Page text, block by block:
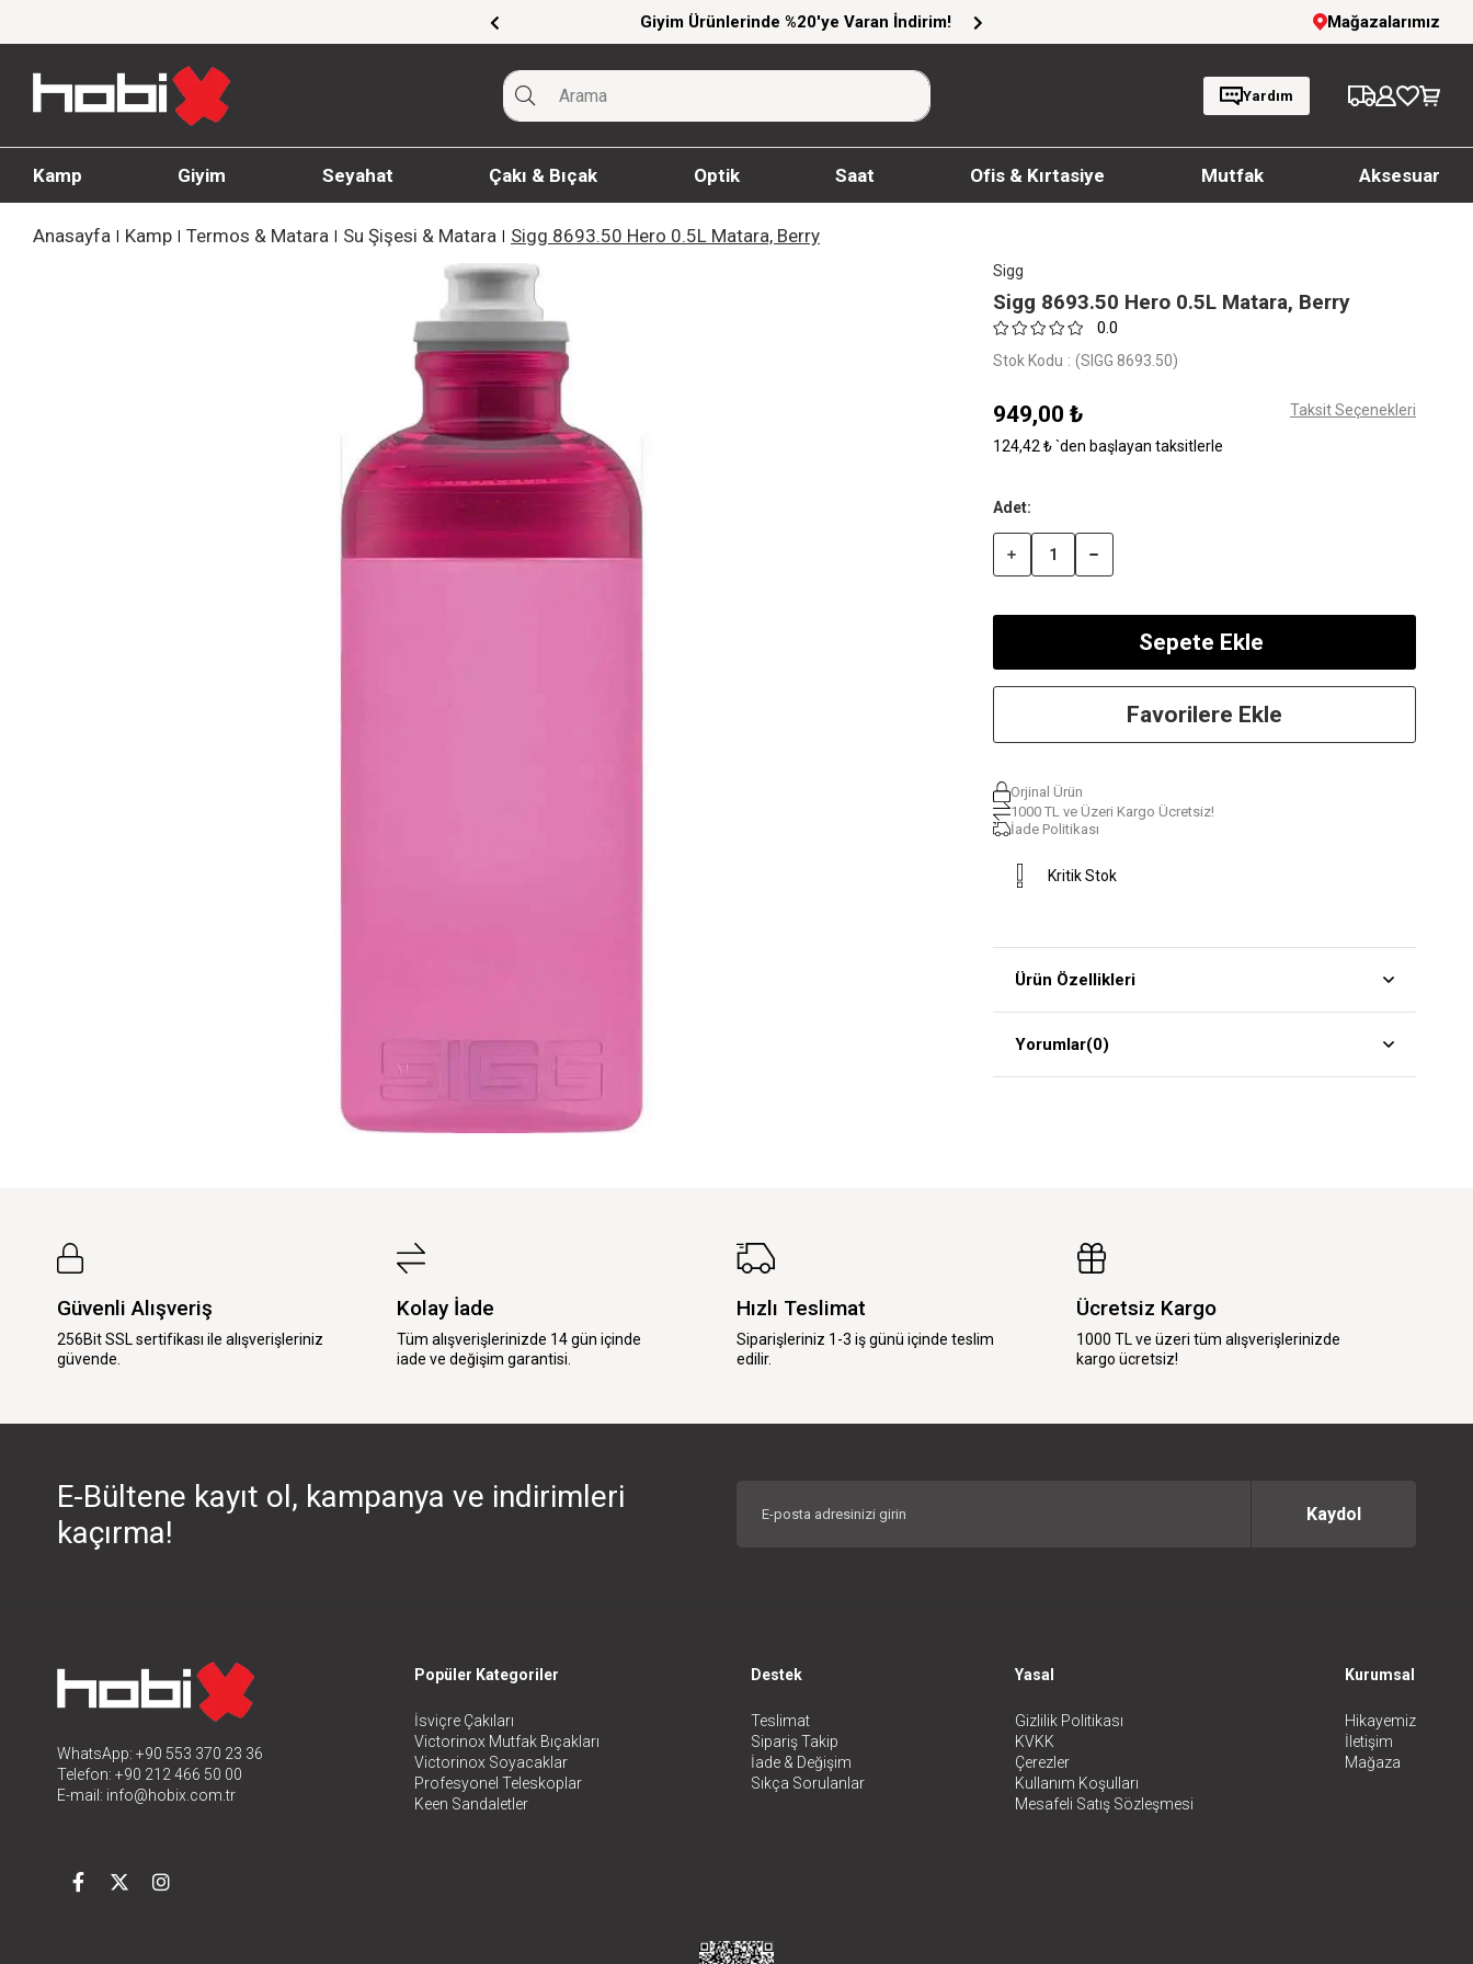
Giyim Ürünlerinde %20'ye Varan İndirim! 1000 TL ve üzeri siparişlerde ücretsiz kargoMağazalarımız
Yardım
Kamp Giyim Seyahat Çakı & Bıçak Optik Saat Ofis & Kırtasiye Mutfak Aksesuar
Anasayfa Kamp Termos & Matara Su Şişesi & Matara Sigg 8693.50 Hero 0.5L Matara, Berry
Sigg
Sigg 8693.50 Hero 0.5L Matara, Berry
0.0
Stok Kodu (SIGG 8693.50)
949,00 ₺ Taksit Seçenekleri
124,42 ₺ `den başlayan taksitlerle
Favorilere Ekle
Orjinal Ürün
1000 TL ve Üzeri Kargo Ücretsiz!
İade Politikası
Kritik Stok
Ürün Özellikleri
Yorumlar(0)
Güvenli Alışveriş
256Bit SSL sertifikası ile alışverişleriniz
güvende.
Kolay İade
Tüm alışverişlerinizde 14 gün içinde
iade ve değişim garantisi.
Hızlı Teslimat
Siparişleriniz 1-3 iş günü içinde teslim
edilir.
Ücretsiz Kargo
1000 TL ve üzeri tüm alışverişlerinizde
kargo ücretsiz!
E-Bültene kayıt ol, kampanya ve indirimleri
kaçırma!
Kaydol
WhatsApp: +90 553 370 23 36
Telefon: +90 212 466 50 00
E-mail: info@hobix.com.tr
Popüler Kategoriler
İsviçre Çakıları
Victorinox Mutfak Bıçakları
Victorinox Soyacaklar
Profesyonel Teleskoplar
Keen Sandaletler
Destek
Teslimat
Sipariş Takip
İade & Değişim
Sıkça Sorulanlar
Yasal
Gizlilik Politikası
KVKK
Çerezler
Kullanım Koşulları
Mesafeli Satış Sözleşmesi
Kurumsal
Hikayemiz
İletişim
Mağaza